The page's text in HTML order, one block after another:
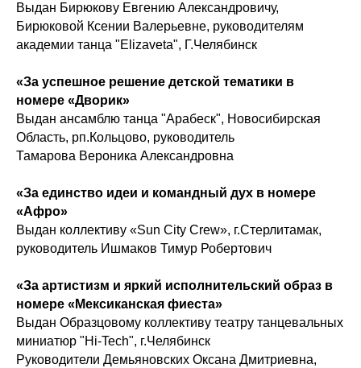
Выдан Бирюкову Евгению Александровичу,
Бирюковой Ксении Валерьевне, руководителям
академии танца "Elizaveta", Г.Челябинск
«За успешное решение детской тематики в
номере «Дворик»
Выдан ансамблю танца "Арабеск", Новосибирская
Область, рп.Кольцово, руководитель
Тамарова Вероника Александровна
«За единство идеи и командный дух в номере
«Афро»
Выдан коллективу «Sun City Crew», г.Стерлитамак,
руководитель Ишмаков Тимур Робертович
«За артистизм и яркий исполнительский образ в
номере «Мексиканская фиеста»
Выдан Образцовому коллективу театру танцевальных
миниатюр "Hi-Tech", г.Челябинск
Руководители Демьяновских Оксана Дмитриевна,